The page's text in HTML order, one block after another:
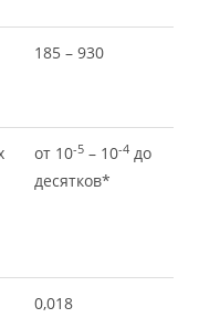
185 – 930
от 10-5 – 10-4 до
десятков*
0,018